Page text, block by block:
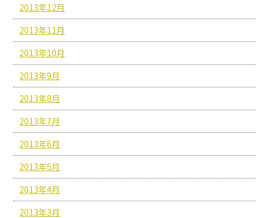
2013年12月
2013年11月
2013年10月
2013年9月
2013年8月
2013年7月
2013年6月
2013年5月
2013年4月
2013年3月